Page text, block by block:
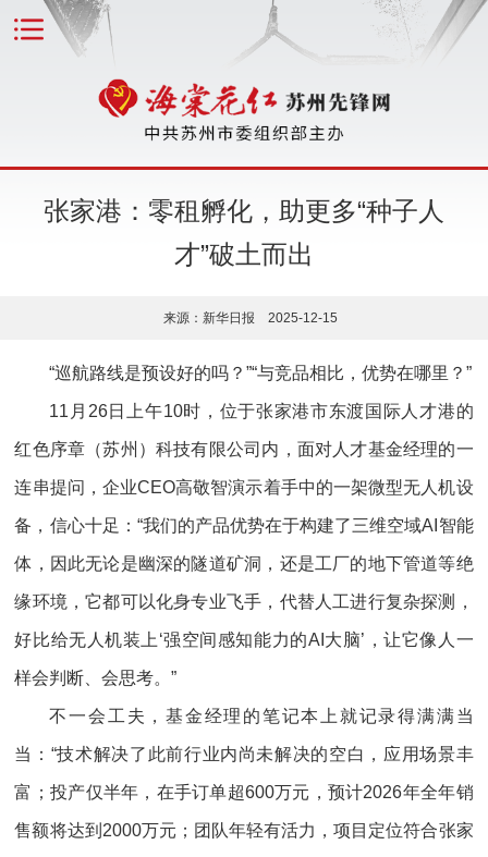
张家港：零租孵化，助更多“种子人
才”破土而出
来源：新华日报 2025-12-15
“巡航路线是预设好的吗？”“与竞品相比，优势在哪里？”
11月26日上午10时，位于张家港市东渡国际人才港的
红色序章（苏州）科技有限公司内，面对人才基金经理的一
连串提问，企业CEO高敬智演示着手中的一架微型无人机设
备，信心十足：“我们的产品优势在于构建了三维空域AI智能
体，因此无论是幽深的隧道矿洞，还是工厂的地下管道等绝
缘环境，它都可以化身专业飞手，代替人工进行复杂探测，
好比给无人机装上‘强空间感知能力的AI大脑’，让它像人一
样会判断、会思考。”
不一会工夫，基金经理的笔记本上就记录得满满当
当：“技术解决了此前行业内尚未解决的空白，应用场景丰
富；投产仅半年，在手订单超600万元，预计2026年全年销
售额将达到2000万元；团队年轻有活力，项目定位符合张家